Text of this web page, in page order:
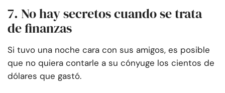
7. No hay secretos cuando se trata
de finanzas
Si tuvo una noche cara con sus amigos, es posible
que no quiera contarle a su cónyuge los cientos de
dólares que gastó.